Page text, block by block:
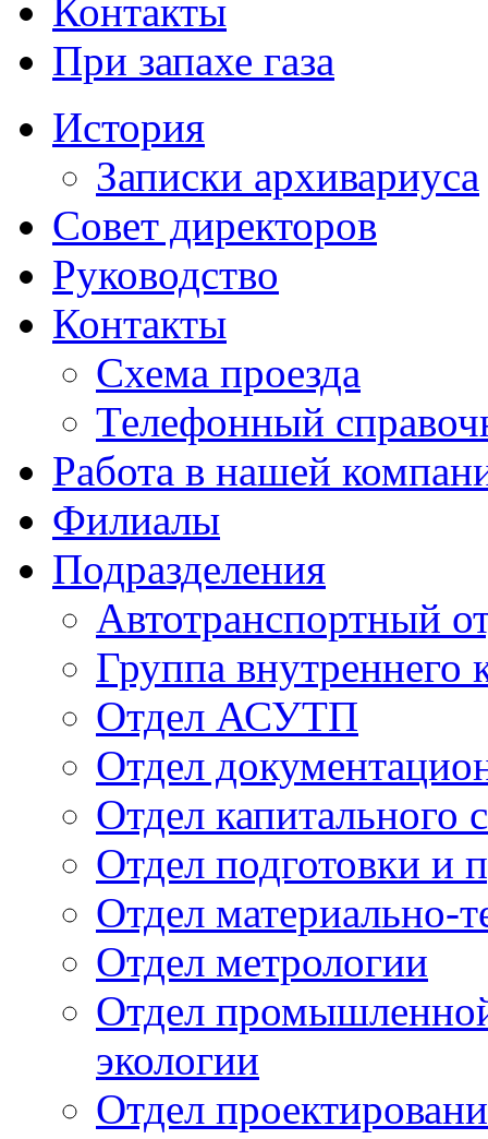
Контакты
При запахе газа
История
Записки архивариуса
Совет директоров
Руководство
Контакты
Схема проезда
Телефонный
Работа в нашей
Филиалы
Подразделения
Автотранспортный
Группа внутреннего
Отдел АСУТП
Отдел
Отдел капитального
Отдел подготовки и
Отдел материально-
Отдел метрологии
Отдел
экологии
Отдел